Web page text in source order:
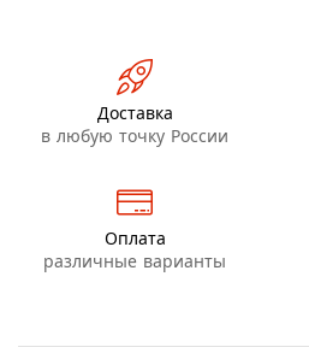
Доставка
в любую точку России
Оплата
различные варианты